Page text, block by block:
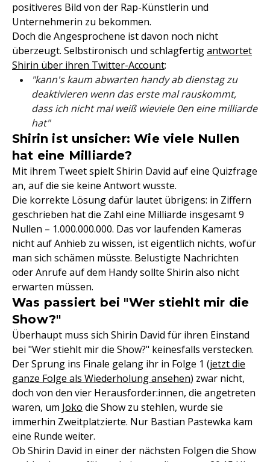
positiveres Bild von der Rap-Künstlerin und
Unternehmerin zu bekommen.
Doch die Angesprochene ist davon noch nicht
überzeugt. Selbstironisch und schlagfertigantwortet
Shirin über ihren Twitter-Account:
"kann's kaum abwarten handy ab dienstag zu
deaktivieren wenn das erste mal rauskommt,
dass ich nicht mal weiß wieviele 0en eine milliarde
hat"
Shirin ist unsicher: Wie viele Nullen
hat eine Milliarde?
Mit ihrem Tweet spielt Shirin David auf eine Quizfrage
an, auf die sie keine Antwort wusste.
Die korrekte Lösung dafür lautet übrigens: in Ziffern
geschrieben hat die Zahl eine Milliarde insgesamt 9
Nullen – 1.000.000.000. Das vor laufenden Kameras
nicht auf Anhieb zu wissen, ist eigentlich nichts, wofür
man sich schämen müsste. Belustigte Nachrichten
oder Anrufe auf dem Handy sollte Shirin also nicht
erwarten müssen.
Was passiert bei "Wer stiehlt mir die
Show?"
Überhaupt muss sich Shirin David für ihren Einstand
bei "Wer stiehlt mir die Show?" keinesfalls verstecken.
Der Sprung ins Finale gelang ihr in Folge 1 (jetzt die
ganze Folge als Wiederholung ansehen) zwar nicht,
doch von den vier Herausforder:innen, die angetreten
waren, um Joko die Show zu stehlen, wurde sie
immerhin Zweitplatzierte. Nur Bastian Pastewka kam
eine Runde weiter.
Ob Shirin David in einer der nächsten Folgen die Show